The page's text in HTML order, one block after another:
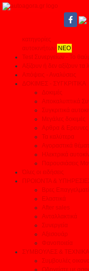
κατηγορίες
αυτοκινήτων ΝΕΟ
Test Συνεργείων - Το
Αξίζουν ή δεν αξίζουν τα
Απόψεις - Αναλύσεις
ΔΟΚΙΜΕΣ - ΣΥΓΚΡΙΤΙΚΑ
Δοκιμές
Αποκαλυπτικά
Συγκριτικά
Μεγάλες δοκιμές
Αρθρα &
Τα καλύτερα
Αγοραστικά
Ηλεκτρικά
Παρουσιάσεις
Όλες οι ειδήσεις
ΠΡΟΙΟΝΤΑ &
Βρες
Ελαστικά
After sales
Ανταλλακτικά
Συνεργεία
Αξεσουάρ
Φανοποιεία
ΣΥΜΒΟΥΛΕΣ &
Συμβουλές
Οδηγείστε με